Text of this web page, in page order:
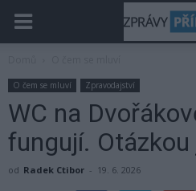
O čem se mluví Zpravodajství
WC na
fungují. Otázkou
od Radek Ctibor - 19. 6. 2026